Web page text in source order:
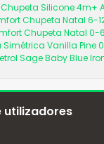
Silicone 4m+
Chupeta Natal 6-
Chupeta Natal 0-
Vanilla Pine
Sage Baby Blue
utilizadores